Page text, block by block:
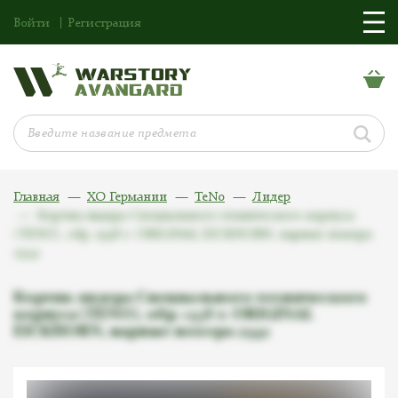
Войти Регистрация
Главная ХО Германии TeNo
Лидер
Кортик лидера Специального технического
корпуса (TENO), обр. 1938 г. ORIGINAL
EICKHORN, парные номера 2942